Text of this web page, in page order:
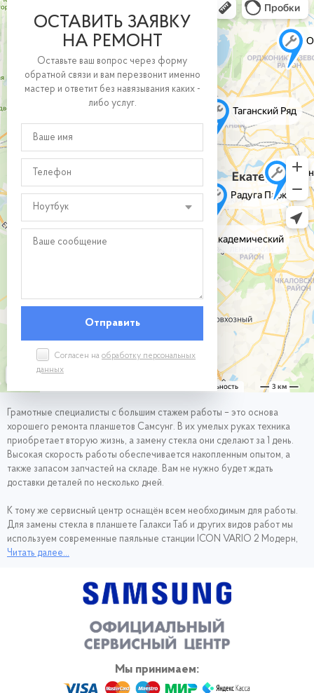
ОСТАВИТЬ ЗАЯВКУ
НА РЕМОНТ
Оставьте ваш вопрос через форму
обратной связи и вам перезвонит именно
мастер и ответит без навязывания каких -
либо услуг.
Ноутбук
Согласен на обработку персональных
данных
Грамотные специалисты с большим стажем работы – это основа
хорошего ремонта планшетов Самсунг. В их умелых руках техника
приобретает вторую жизнь, а замену стекла они сделают за 1 день.
Высокая скорость работы обеспечивается накопленным опытом, а
также запасом запчастей на складе. Вам не нужно будет ждать
доставки деталей по несколько дней.
К тому же сервисный центр оснащён всем необходимым для работы.
Для замены стекла в планшете Галакси Таб и других видов работ мы
используем современные паяльные станции ICON VARIO 2 Модерн,
станки PATRIOT BG100, микроскопы Levenhuk 870T, мультиметры APPA
работе аккуратно, чтобы отдать девайс владельцу в отличном
рабочем состоянии.
Помимо того, что у нас есть высокоточное, современное
оборудование, им нужно уметь пользоваться. Все наши сотрудники
проходят обязательное обучение, проходят курсы сертификации,
чтобы знать, какие новинки из техники есть на рынке и знать как с ней
Читать далее...
Мы принимаем: